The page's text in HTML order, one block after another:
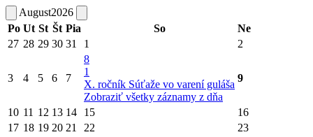
August2026
Po Ut St Št Pia So
Ne
27 28 29 30 31 1 2
3 4 5 6 7
8
1
X. ročník Súťaže vo varení guláša
Zobraziť všetky záznamy z dňa
9
10 11 12 13 14 15
16
17 18 19 20 21 22
23